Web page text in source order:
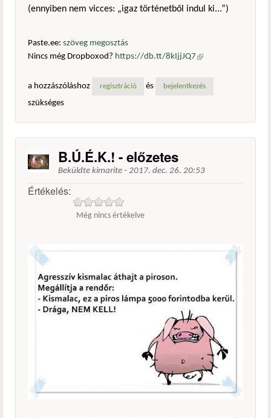
(ennyiben nem vicces: „igaz történetből indul ki...”)
Paste.ee: szöveg megosztás
Nincs még Dropboxod? https://db.tt/8kIjjJQ7 (külső
a hozzászóláshoz
regisztráció és bejelentkezés
szükséges
B.Ú.É.K.! - előzetes
Beküldte kimarite - 2017. dec. 26. 20:53
Értékelés:
Még nincs értékelve